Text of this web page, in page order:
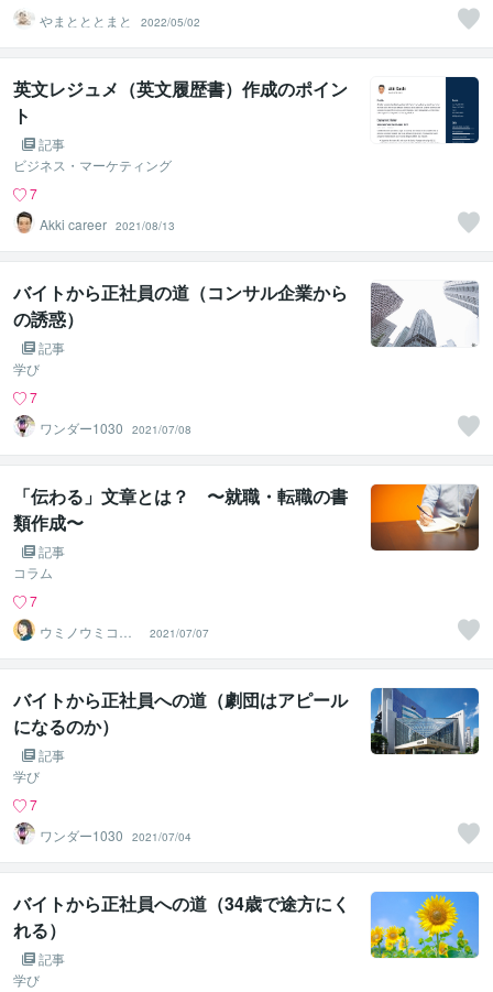
やまとととまと
2022/05/02
英文レジュメ（英文履歴書）作成のポイン
ト
記事
ビジネス・マーケティング
7
Akki career 2021/08/13
バイトから正社員の道（コンサル企業から
の誘惑）
記事
学び
7
ワンダー1030
2021/07/08
「伝わる」文章とは？ 〜就職・転職の書
類作成〜
記事
コラム
7
ウミノウミコ、
「伝わる」志望
動機作成の人
2021/07/07
バイトから正社員への道（劇団はアピール
になるのか）
記事
学び
7
ワンダー1030
2021/07/04
バイトから正社員への道（34歳で途方にく
れる）
記事
学び